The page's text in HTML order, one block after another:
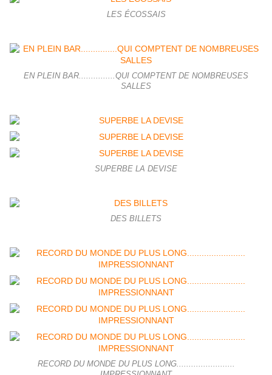
LES ÉCOSSAIS
EN PLEIN BAR...............QUI COMPTENT DE NOMBREUSES
SALLES
SUPERBE LA DEVISE
DES BILLETS
RECORD DU MONDE DU PLUS LONG........................